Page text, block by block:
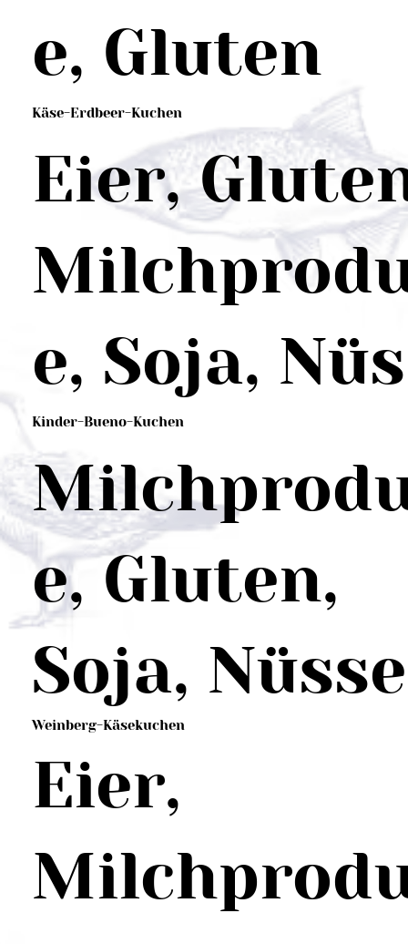
e, Gluten
Käse-Erdbeer-Kuchen
Eier,
e, Soja,
Kinder-Bueno-Kuchen
e, Gluten,
Soja, Nüsse
Weinberg-Käsekuchen
Eier,